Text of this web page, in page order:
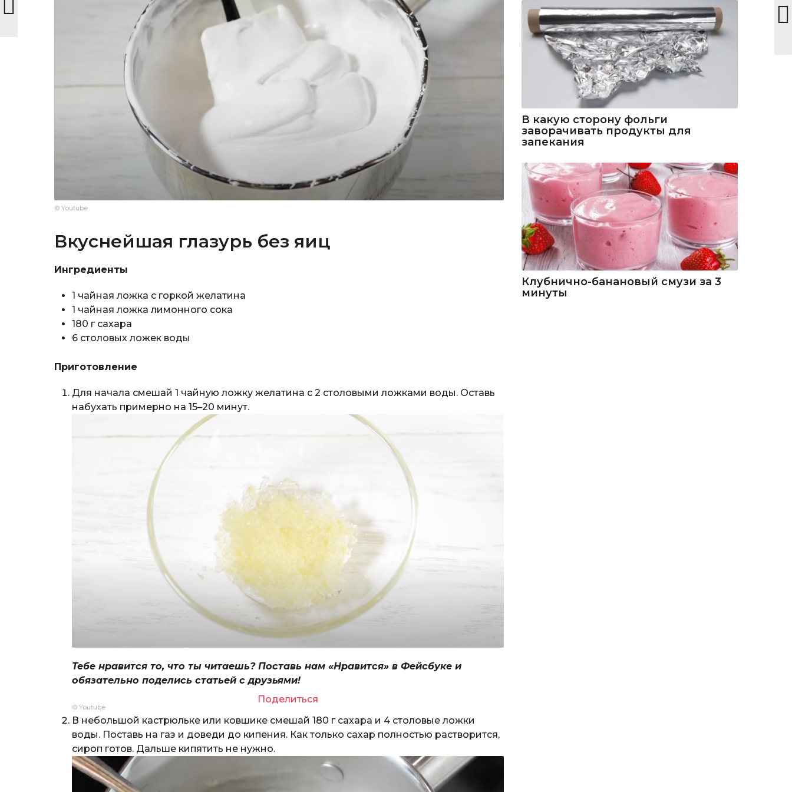
© Youtube
Вкуснейшая глазурь без яиц
Ингредиенты
1 чайная ложка с горкой желатина
1 чайная ложка лимонного сока
180 г сахара
6 столовых ложек воды
Приготовление
Для начала смешай 1 чайную ложку желатина с 2 столовыми ложками воды. Оставь
набухать примерно на 15–20 минут.
Тебе нравится то, что ты читаешь? Поставь нам «Нравится» в Фейсбуке и
обязательно поделись статьей с друзьями!
Поделиться
© Youtube
В небольшой кастрюльке или ковшике смешай 180 г сахара и 4 столовые ложки
воды. Поставь на газ и доведи до кипения. Как только сахар полностью растворится,
сироп готов. Дальше кипятить не нужно.
В какую сторону фольги
заворачивать продукты для
запекания
Клубнично-банановый смузи за 3
минуты